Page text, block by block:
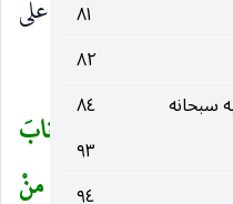
٨١
٨٢
سبحانه
٨٤
٩٣
٩٤
عدم أدائها مهمتها على
عَلى كُرْسِيِّهِ جَسَداً ثُمَّ أَنابَ
مُلْكاً لا يَنْبَغِي لِأَحَدٍ مِنْ